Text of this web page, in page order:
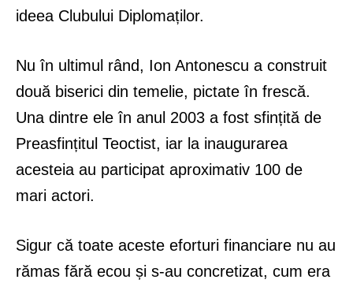
ideea Clubului Diplomaților.
Nu în ultimul rând, Ion Antonescu a construit
două biserici din temelie, pictate în frescă.
Una dintre ele în anul 2003 a fost sfințită de
Preasfințitul Teoctist, iar la inaugurarea
acesteia au participat aproximativ 100 de
mari actori.
Sigur că toate aceste eforturi financiare nu au
rămas fără ecou și s-au concretizat, cum era